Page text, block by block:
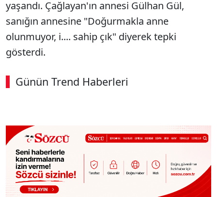
yaşandı. Çağlayan'ın annesi Gülhan Gül,
sanığın annesine "Doğurmakla anne
olunmuyor, i.... sahip çık" diyerek tepki
gösterdi.
Günün Trend Haberleri